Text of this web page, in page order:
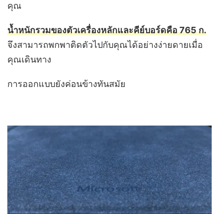
คุณ
น้ำหนักรวมของตัวเครื่องหลักและคีย์บอร์ดคือ 765 ก.
จึงสามารถพกพาติดตัวไปกับคุณได้อย่างง่ายดายเมื่อ
คุณเดินทาง
การออกแบบยังค่อนข้างทันสมัย